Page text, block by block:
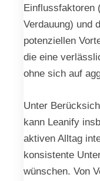
Einflussfaktoren
Verdauung) und
potenziellen
die eine
ohne sich auf
Unter
kann Leanify
aktiven Alltag
konsistente
wünschen. Von